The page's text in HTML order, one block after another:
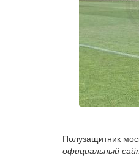
Полузащитник
официальный